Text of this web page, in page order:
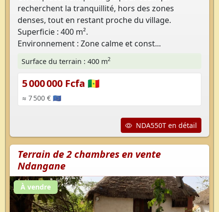
recherchent la tranquillité, hors des zones
denses, tout en restant proche du village.
Superficie : 400 m².
Environnement : Zone calme et const...
Surface du terrain : 400 m2
5 000 000 Fcfa 🇸🇳
≈ 7 500 € 🇪🇺
NDA550T en détail
Terrain de 2 chambres en vente
Ndangane
À vendre